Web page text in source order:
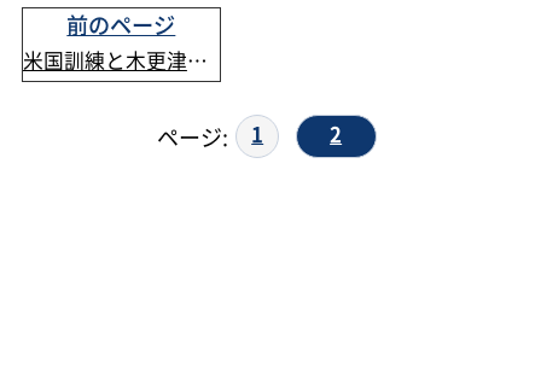
前のページ
米国訓練と木更津暫定配備
1 2